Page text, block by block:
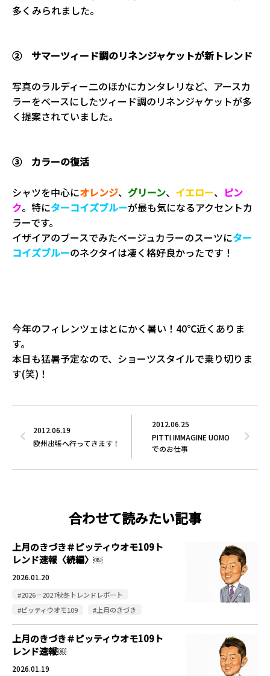
多くみられました。
② サマーツィード調のリネンジャケットが新トレンド
写真のラルディー二のほかにカンタレリなど、アースカ
ラーをベースにしたツィード調のリネンジャケットが多
く提案されていました。
③ カラーの復活
シャツを中心にオレンジ、 グリーン、 イエロー、 ピン
ク。特にターコイズブルーが最も気になるアクセントカ
ラーです。
イザイアのブースでみたベージュカラーのスーツにター
コイズブルーのネクタイは凄く格好良かったです！
今年のフィレンツェはとにかく暑い！40℃近くありま
す。
本日も猛暑予定なので、ショーツスタイルで乗り切りま
す(笑)！
2012.06.25
PITTI IMMAGINE UOMO
でのお仕事
2012.06.19
欧州出張へ行ってきます！
合わせて読みたい記事
上月のきづき＃ピッティウオモ109ト
レンド速報〈続編〉￼
2026.01.20
#2026－2027秋冬トレンドレポート
#ピッティウオモ109
#上月のきづき
上月のきづき＃ピッティウオモ109ト
レンド速報￼
2026.01.19